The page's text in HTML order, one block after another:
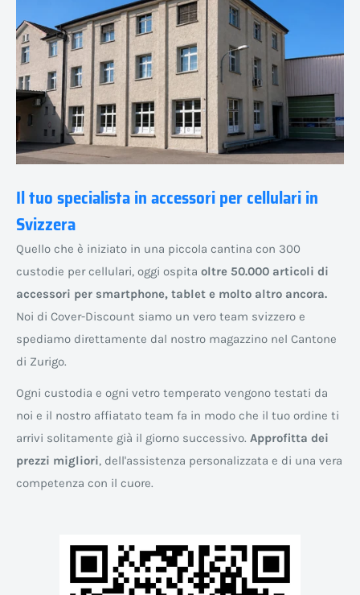
Il tuo specialista in accessori per cellulari in
Svizzera
Quello che è iniziato in una piccola cantina con 300
custodie per cellulari, oggi ospita oltre 50.000 articoli di
accessori per smartphone, tablet e molto altro ancora.
Noi di Cover-Discount siamo un vero team svizzero e
spediamo direttamente dal nostro magazzino nel Cantone
di Zurigo.
Ogni custodia e ogni vetro temperato vengono testati da
noi e il nostro affiatato team fa in modo che il tuo ordine ti
arrivi solitamente già il giorno successivo. Approfitta dei
prezzi migliori, dell'assistenza personalizzata e di una vera
competenza con il cuore.